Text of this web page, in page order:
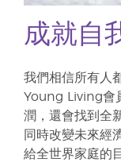
成就自
我們相信所有人
Young Living會
潤，還會找到全
同時改變未來經
給全世界家庭的